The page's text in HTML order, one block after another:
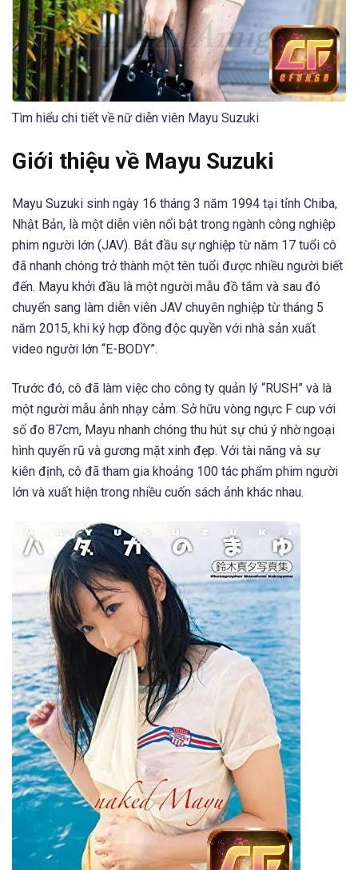
Tìm hiểu chi tiết về nữ diễn viên Mayu Suzuki
Giới thiệu về Mayu Suzuki
Mayu Suzuki sinh ngày 16 tháng 3 năm 1994 tại tỉnh Chiba,
Nhật Bản, là một diễn viên nổi bật trong ngành công nghiệp
phim người lớn (JAV). Bắt đầu sự nghiệp từ năm 17 tuổi cô
đã nhanh chóng trở thành một tên tuổi được nhiều người biết
đến. Mayu khởi đầu là một người mẫu đồ tắm và sau đó
chuyển sang làm diễn viên JAV chuyên nghiệp từ tháng 5
năm 2015, khi ký hợp đồng độc quyền với nhà sản xuất
video người lớn “E-BODY”.
Trước đó, cô đã làm việc cho công ty quản lý “RUSH” và là
một người mẫu ảnh nhạy cảm. Sở hữu vòng ngực F cup với
số đo 87cm, Mayu nhanh chóng thu hút sự chú ý nhờ ngoại
hình quyến rũ và gương mặt xinh đẹp. Với tài năng và sự
kiên định, cô đã tham gia khoảng 100 tác phẩm phim người
lớn và xuất hiện trong nhiều cuốn sách ảnh khác nhau.